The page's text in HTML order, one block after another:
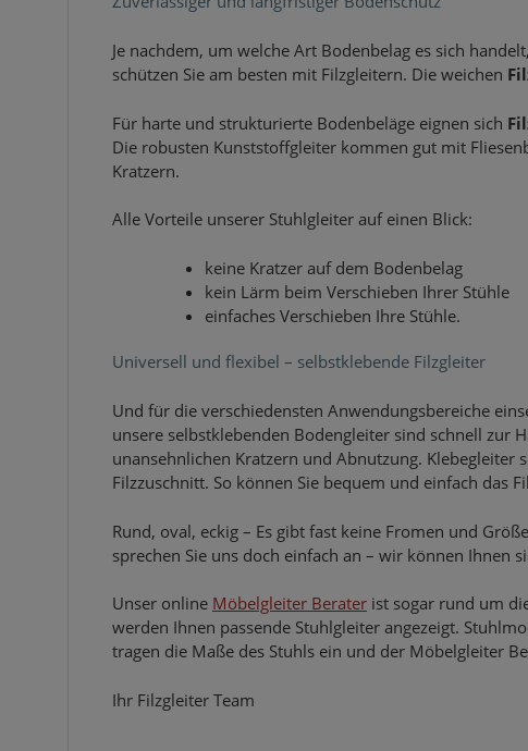
Je nachdem, um welche Art Bodenbelag es sich
schützen Sie am besten mit Filzgleitern. Die weichen
Für harte und strukturierte Bodenbeläge eignen sich
Die robusten Kunststoffgleiter kommen gut mit
Kratzern.
Alle Vorteile unserer Stuhlgleiter auf einen Blick:
keine Kratzer auf dem Bodenbelag
kein Lärm beim Verschieben Ihrer Stühle
einfaches Verschieben Ihre Stühle.
Universell und flexibel – selbstklebende Filzgleiter
Und für die verschiedensten Anwendungsbereiche
unsere selbstklebenden Bodengleiter sind schnell
unansehnlichen Kratzern und Abnutzung.
Filzzuschnitt. So können Sie bequem und einfach das
Rund, oval, eckig – Es gibt fast keine Fromen und
sprechen Sie uns doch einfach an – wir können Ihnen
Unser online Möbelgleiter Berater ist sogar rund um
werden Ihnen passende Stuhlgleiter angezeigt.
tragen die Maße des Stuhls ein und der Möbelgleiter
Ihr Filzgleiter Team